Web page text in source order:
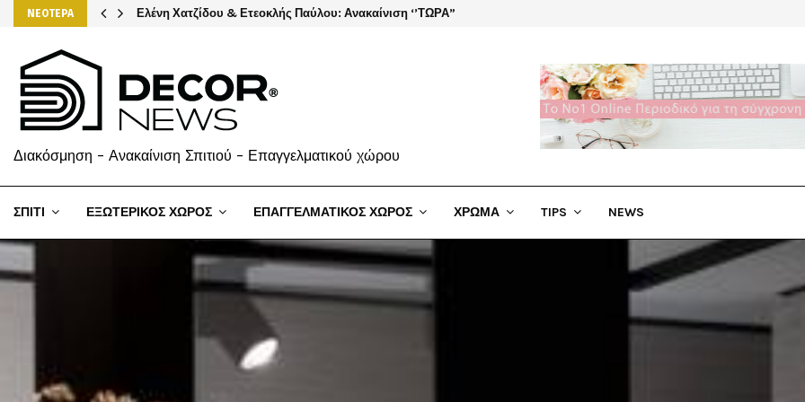
ΝΕΟΤΕΡΑ Ελένη Χατζίδου & Ετεοκλής Παύλου: Ανακαίνιση ‘’ΤΩΡΑ”
Διακόσμηση - Ανακαίνιση Σπιτιού - Επαγγελματικού χώρου
ΣΠΙΤΙ ΕΞΩΤΕΡΙΚΟΣ ΧΩΡΟΣ ΕΠΑΓΓΕΛΜΑΤΙΚΟΣ ΧΩΡΟΣ ΧΡΩΜΑ TIPS NEWS